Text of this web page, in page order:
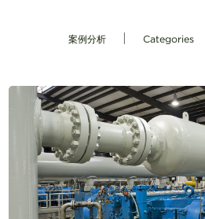
案例分析 | Categories